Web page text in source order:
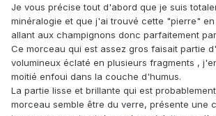
Je vous précise tout d'abord que je suis
minéralogie et que j'ai trouvé cette "pierre"
allant aux champignons donc parfaitement
Ce morceau qui est assez gros faisait partie
volumineux éclaté en plusieurs fragments ,
moitié enfoui dans la couche d'humus.
La partie lisse et brillante qui est
morceau semble être du verre, présente une